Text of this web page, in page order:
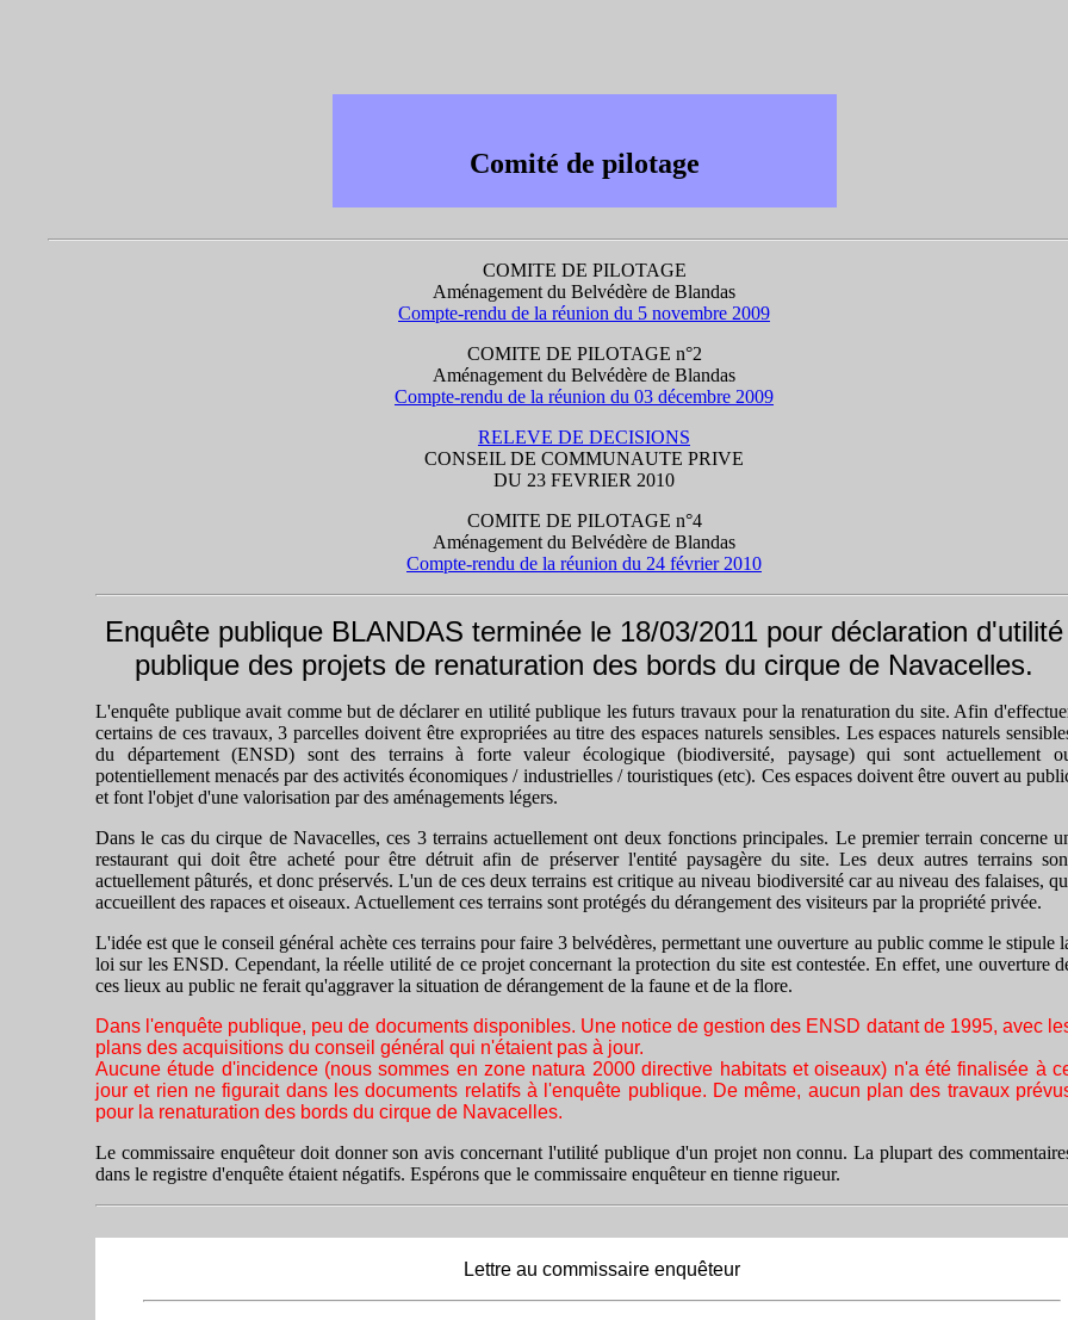
Comité de pilotage
COMITE DE PILOTAGE
Aménagement du Belvédère de Blandas
Compte-rendu de la réunion du 5 novembre 2009
COMITE DE PILOTAGE n°2
Aménagement du Belvédère de Blandas
Compte-rendu de la réunion du 03 décembre 2009
RELEVE DE DECISIONS
CONSEIL DE COMMUNAUTE PRIVE
DU 23 FEVRIER 2010
COMITE DE PILOTAGE n°4
Aménagement du Belvédère de Blandas
Compte-rendu de la réunion du 24 février 2010
Enquête publique BLANDAS terminée le 18/03/2011 pour déclaration d'utilité
publique des projets de renaturation des bords du cirque de Navacelles.
L'enquête publique avait comme but de déclarer en utilité publique les futurs travaux pour la renaturation du site. Afin
certains de ces travaux, 3 parcelles doivent être expropriées au titre des espaces naturels sensibles. Les espaces naturels
du département (ENSD) sont des terrains à forte valeur écologique (biodiversité, paysage) qui sont actuellement
potentiellement menacés par des activités économiques / industrielles / touristiques (etc). Ces espaces doivent être ouvert au
et font l'objet d'une valorisation par des aménagements légers.
Dans le cas du cirque de Navacelles, ces 3 terrains actuellement ont deux fonctions principales. Le premier terrain concerne
restaurant qui doit être acheté pour être détruit afin de préserver l'entité paysagère du site. Les deux autres terrains
actuellement pâturés, et donc préservés. L'un de ces deux terrains est critique au niveau biodiversité car au niveau des falaises,
accueillent des rapaces et oiseaux. Actuellement ces terrains sont protégés du dérangement des visiteurs par la propriété privée.
L'idée est que le conseil général achète ces terrains pour faire 3 belvédères, permettant une ouverture au public comme le stipule
loi sur les ENSD. Cependant, la réelle utilité de ce projet concernant la protection du site est contestée. En effet, une ouverture
ces lieux au public ne ferait qu'aggraver la situation de dérangement de la faune et de la flore.
Dans l'enquête publique, peu de documents disponibles. Une notice de gestion des ENSD datant de 1995, avec
plans des acquisitions du conseil général qui n'étaient pas à jour.
Aucune étude d'incidence (nous sommes en zone natura 2000 directive habitats et oiseaux) n'a été finalisée à
jour et rien ne figurait dans les documents relatifs à l'enquête publique. De même, aucun plan des travaux
pour la renaturation des bords du cirque de Navacelles.
Le commissaire enquêteur doit donner son avis concernant l'utilité publique d'un projet non connu. La plupart des
dans le registre d'enquête étaient négatifs. Espérons que le commissaire enquêteur en tienne rigueur.
Lettre au commissaire enquêteur